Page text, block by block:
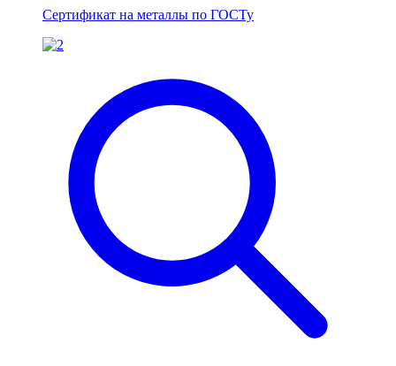
Сертификат на металлы по ГОСТу